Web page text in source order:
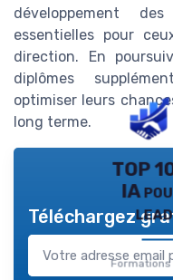
développement
essentielles pour
direction. En
diplômes
optimiser leurs
long terme.
TOP
IA
Téléchargez